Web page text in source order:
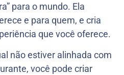
para o mundo. Ela
e para quem, e cria
que você oferece.
não estiver alinhada com
você pode criar